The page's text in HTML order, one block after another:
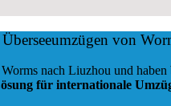
von
nach Liuzhou und
für internationale